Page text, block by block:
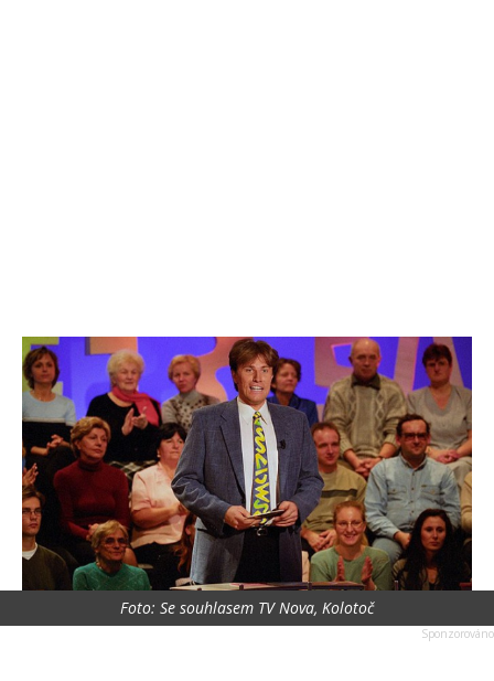
Foto: Se souhlasem TV Nova, Kolotoč